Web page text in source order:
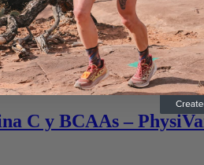
de Vitamina C y 1,629 mg de
C y BCAAs –